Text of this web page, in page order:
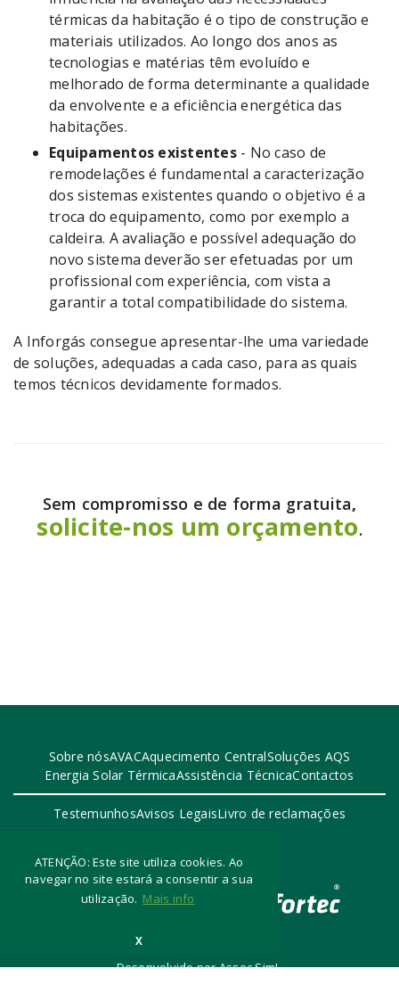
ATENÇÃO: Este site utiliza cookies. Ao
navegar no site estará a consentir a sua
utilização. Mais info
X
térmicas da habitação é o tipo de construção e
materiais utilizados. Ao longo dos anos as
tecnologias e matérias têm evoluído e
melhorado de forma determinante a qualidade
da envolvente e a eficiência energética das
habitações.
Equipamentos existentes- No caso de
remodelações é fundamental a caracterização
dos sistemas existentes quando o objetivo é a
troca do equipamento, como por exemplo a
caldeira. A avaliação e possível adequação do
novo sistema deverão ser efetuadas por um
profissional com experiência, com vista a
garantir a total compatibilidade do sistema.
A Inforgás consegue apresentar-lhe uma variedade
de soluções, adequadas a cada caso, para as quais
temos técnicos devidamente formados.
Sem compromisso e de forma gratuita,
solicite-nos um orçamento.
Sobre nósAVACAquecimento CentralSoluções AQS
Energia Solar TérmicaAssistência TécnicaContactos
TestemunhosAvisos LegaisLivro de reclamações
Desenvolvido por Assec Sim!